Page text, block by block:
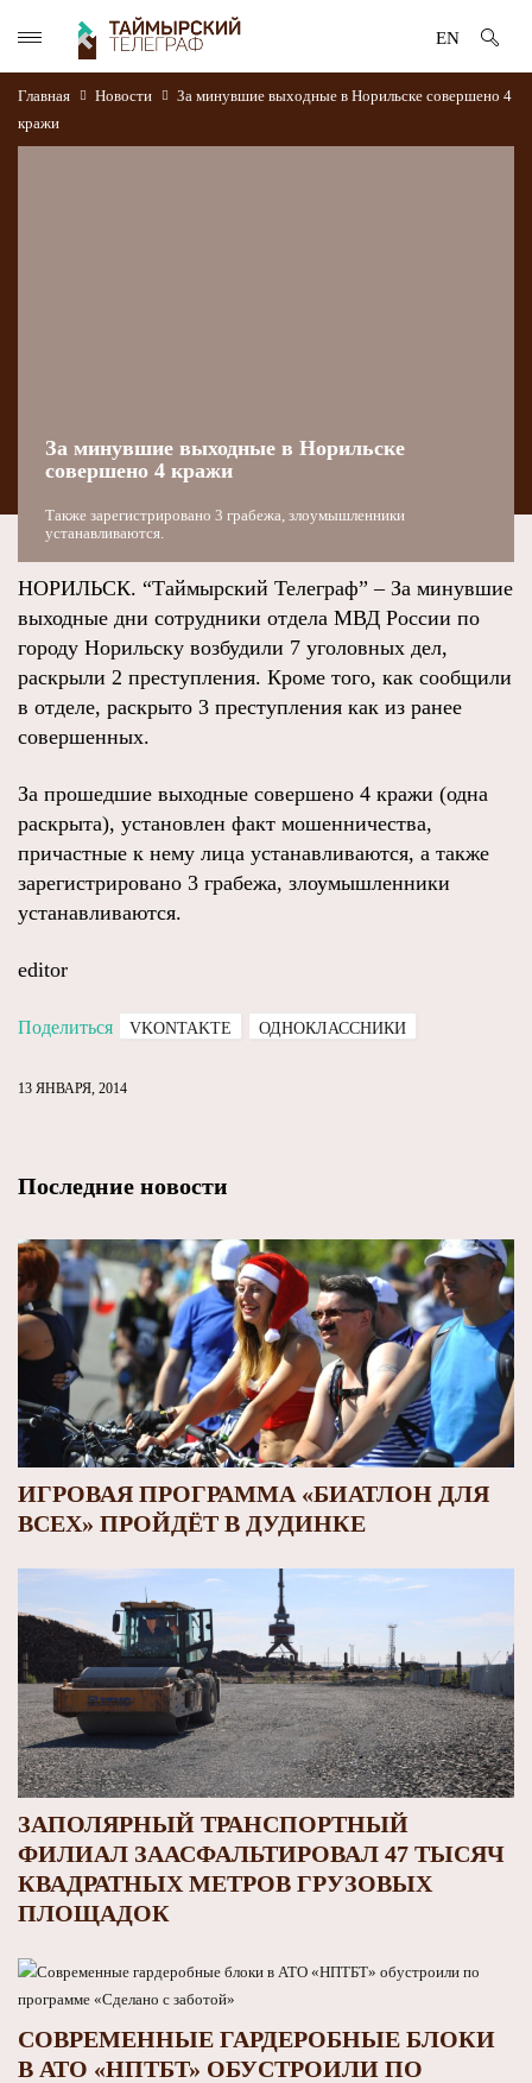
EN
Главная Новости
За минувшие выходные в Норильске совершено 4
кражи
За минувшие выходные в Норильске
совершено 4 кражи
Также зарегистрировано 3 грабежа, злоумышленники
устанавливаются.
НОРИЛЬСК. “Таймырский Телеграф” – За минувшие
выходные дни сотрудники отдела МВД России по
городу Норильску возбудили 7 уголовных дел,
раскрыли 2 преступления. Кроме того, как сообщили
в отделе, раскрыто 3 преступления как из ранее
совершенных.
За прошедшие выходные совершено 4 кражи (одна
раскрыта), установлен факт мошенничества,
причастные к нему лица устанавливаются, а также
зарегистрировано 3 грабежа, злоумышленники
устанавливаются.
editor
Поделиться VKONTAKTE ОДНОКЛАССНИКИ
13 ЯНВАРЯ, 2014
Последние новости
ИГРОВАЯ ПРОГРАММА «БИАТЛОН ДЛЯ
ВСЕХ» ПРОЙДЁТ В ДУДИНКЕ
ЗАПОЛЯРНЫЙ ТРАНСПОРТНЫЙ
ФИЛИАЛ ЗААСФАЛЬТИРОВАЛ 47 ТЫСЯЧ
КВАДРАТНЫХ МЕТРОВ ГРУЗОВЫХ
ПЛОЩАДОК
СОВРЕМЕННЫЕ ГАРДЕРОБНЫЕ БЛОКИ
В АТО «НПТБТ» ОБУСТРОИЛИ ПО